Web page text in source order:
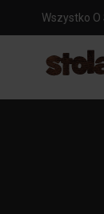
Wszystko O